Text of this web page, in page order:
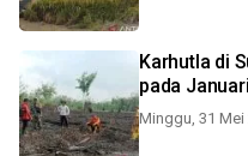
Karhutla di
pada
Minggu, 31 Mei